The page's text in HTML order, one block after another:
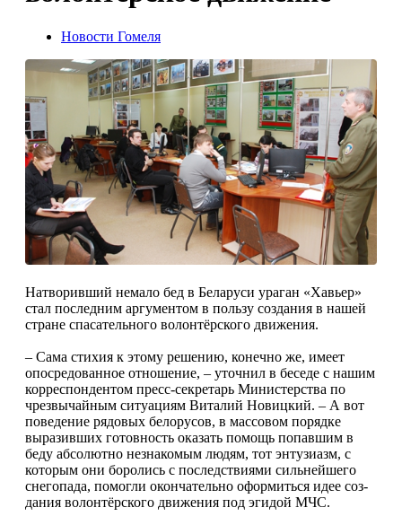
Новости Гомеля
Натворивший немало бед в Беларуси ураган «Хавьер»
стал последним аргументом в пользу создания в нашей
стране спасательного волонтёрского движения.
– Сама стихия к этому решению, конечно же, имеет
опосредованное отношение, – уточнил в беседе с нашим
корреспондентом пресс-секретарь Министерства по
чрезвычайным ситуациям Виталий Новицкий. – А вот
поведение рядовых белорусов, в массовом порядке
выразивших готовность оказать помощь попавшим в
беду абсолютно незнакомым людям, тот энтузиазм, с
которым они боролись с последствиями сильнейшего
снегопада, помогли окончательно оформиться идее соз­
дания волонтёрского движения под эгидой МЧС.